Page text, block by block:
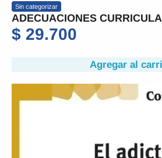
Sin categorizar
ADECUACIONES
$ 29.700
Agregar al